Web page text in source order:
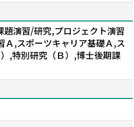
演習/研究,プロジェクト演習
,スポーツキャリア基礎Ａ,ス
,特別研究（Ｂ）,博士後期課